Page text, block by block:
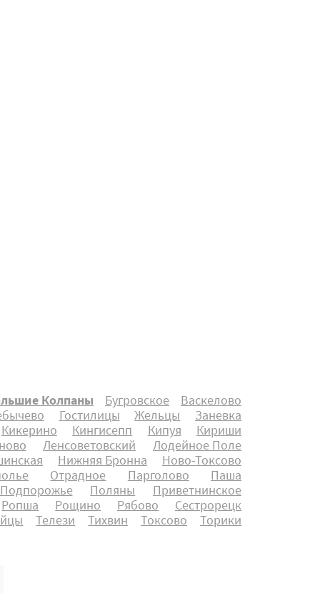
Колпаны Бугровское
Васкелово
Гостилицы Жельцы
Заневка
Кикерино
Кингисепп Кипуя
Кириши
Ленсоветовский
Лодейное Поле
Нижняя Бронна
Ново-Токсово
Отрадное Парголово
Паша
Подпорожье
Поляны
Приветнинское
Ропша
Рощино Рябово
Сестрорецк
Телези Тихвин Токсово Торики